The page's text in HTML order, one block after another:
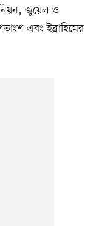
নিয়ন, জুয়েল ও
এবং ইব্রাহিমের